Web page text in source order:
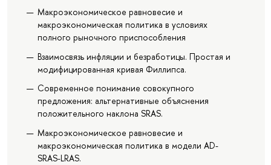
Макроэкономическое равновесие и
макроэкономическая политика в условиях
полного рыночного приспособления
Взаимосвязь инфляции и безработицы. Простая и
модифицированная кривая Филлипса.
Современное понимание совокупного
предложения: альтернативные объяснения
положительного наклона SRAS.
Макроэкономическое равновесие и
макроэкономическая политика в модели AD-
SRAS-LRAS.